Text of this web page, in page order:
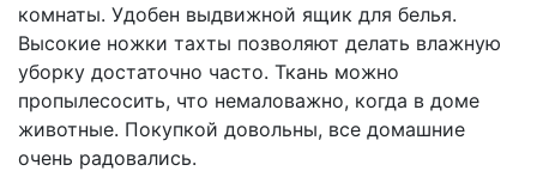
комнаты. Удобен выдвижной ящик для белья.
Высокие ножки тахты позволяют делать влажную
уборку достаточно часто. Ткань можно
пропылесосить, что немаловажно, когда в доме
животные. Покупкой довольны, все домашние
очень радовались.